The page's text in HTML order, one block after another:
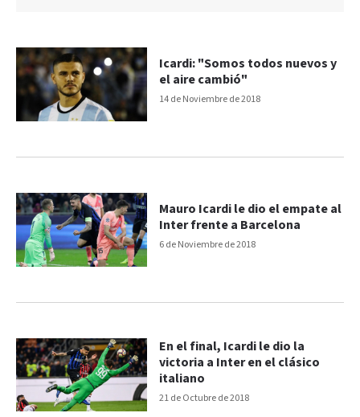
14 de Noviembre de 2018
Icardi: "Somos todos nuevos y
el aire cambió"
6 de Noviembre de 2018
Mauro Icardi le dio el empate al
Inter frente a Barcelona
21 de Octubre de 2018
En el final, Icardi le dio la
victoria a Inter en el clásico
italiano